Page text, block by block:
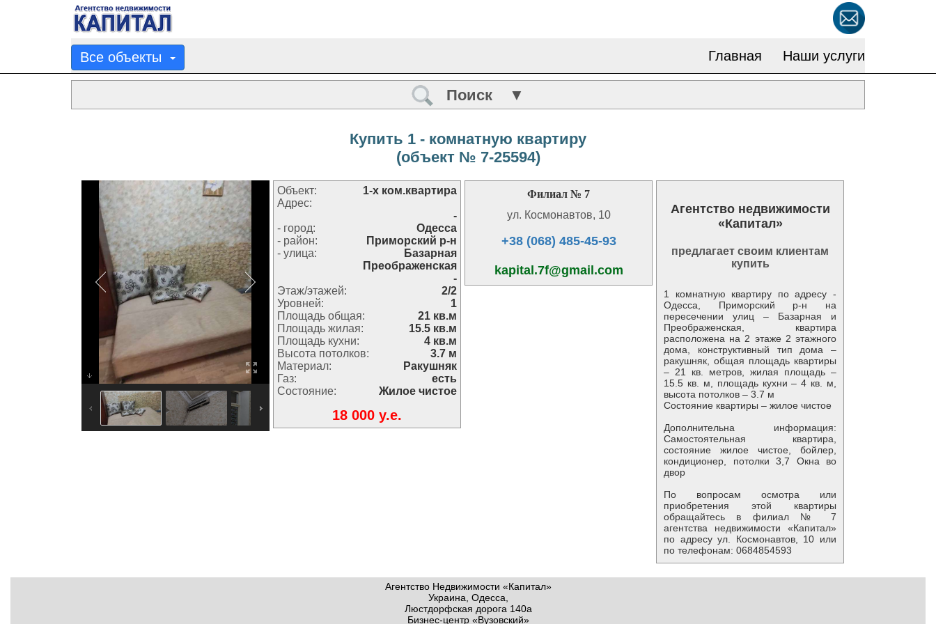
Все объекты Главная Наши услуги
Поиск ▼
Купить 1 - комнатную квартиру
(объект № 7-25594)
Объект:
1-х ком.квартира
Адрес:
-
- город:
Одесса
- район:
Приморский р-н
- улица:
Базарная
Преображенская
-
Этаж/этажей:
2/2
Уровней:
1
Площадь общая:
21 кв.м
Площадь жилая:
15.5 кв.м
Площадь кухни:
4 кв.м
Высота потолков:
3.7 м
Материал:
Ракушняк
Газ:
есть
Состояние:
Жилое чистое
18 000 y.e.
Филиал № 7
ул. Космонавтов, 10
+38 (068) 485-45-93
kapital.7f@gmail.com
Агентство недвижимости
«Капитал»
предлагает своим клиентам
купить
1 комнатную квартиру по адресу -
Одесса, Приморский р-н на
пересечении улиц – Базарная и
Преображенская, квартира
расположена на 2 этаже 2 этажного
дома, конструктивный тип дома –
ракушняк, общая площадь квартиры
– 21 кв. метров, жилая площадь –
15.5 кв. м, площадь кухни – 4 кв. м,
высота потолков – 3.7 м
Состояние квартиры – жилое чистое
Дополнительна информация:
Самостоятельная квартира,
состояние жилое чистое, бойлер,
кондиционер, потолки 3,7 Окна во
двор
По вопросам осмотра или
приобретения этой квартиры
обращайтесь в филиал № 7
агентства недвижимости «Капитал»
по адресу ул. Космонавтов, 10 или
по телефонам: 0684854593
Агентство Недвижимости «Капитал»
Украина, Одесса,
Люстдорфская дорога 140а
Бизнес-центр «Вузовский»